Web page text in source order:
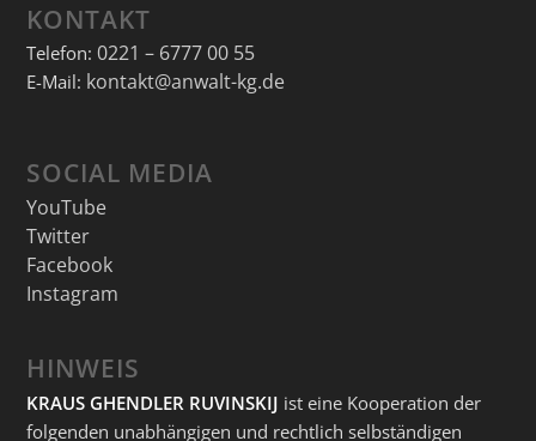
KONTAKT
Telefon: 0221 – 6777 00 55
E-Mail: kontakt@anwalt-kg.de
SOCIAL MEDIA
YouTube
Twitter
Facebook
Instagram
HINWEIS
KRAUS GHENDLER RUVINSKIJ ist eine Kooperation der
folgenden unabhängigen und rechtlich selbständigen